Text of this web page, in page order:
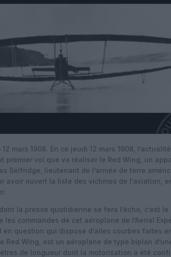
12 mars 1908. En ce jeudi 12 mars 1908,
premier vol que va réaliser le Red Wing, un
Selfridge, lieutenant de l’armée de terre
avoir ouvert la liste des victimes de l’aviation,
la presse quotidienne se fera l’écho, c’est
les commandes de cet aéroplane de l’Aerial
en question qui dispose d’ailes courbes faites
Red Wing, est un aéroplane de type biplan
de longueur dont la motorisation a été